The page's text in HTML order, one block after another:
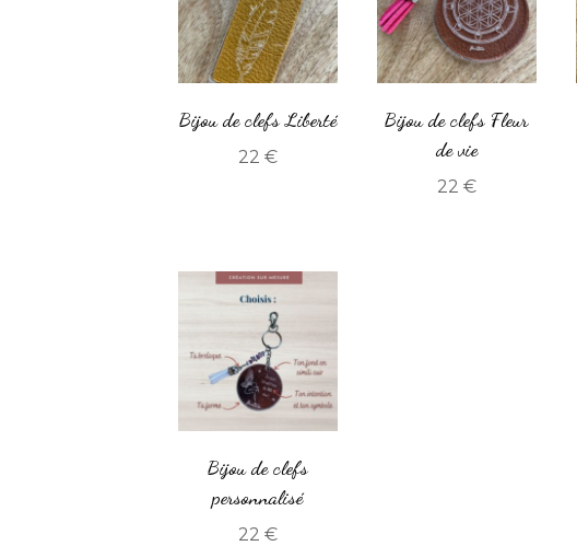
Bijou de clefs Liberté
22 €
Bijou de clefs Fleur
de vie
22 €
Bijou de clefs
personnalisé
22 €